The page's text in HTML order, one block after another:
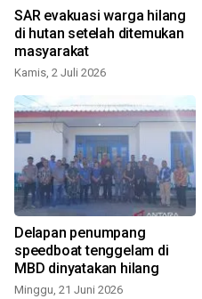
SAR evakuasi warga hilang
di hutan setelah ditemukan
masyarakat
Kamis, 2 Juli 2026
Delapan penumpang
speedboat tenggelam di
MBD dinyatakan hilang
Minggu, 21 Juni 2026